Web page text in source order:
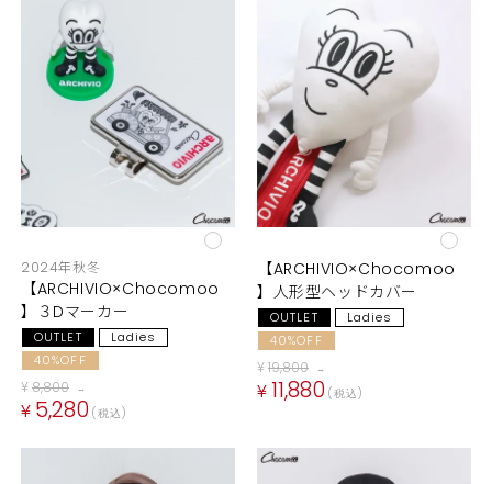
2024年秋冬
【ARCHIVIO×Chocomoo
】３Dマーカー
OUTLET
Ladies
40%OFF
¥8,800 →
¥ 5,280 税込
【ARCHIVIO×Chocomoo
】人形型ヘッドカバー
OUTLET
Ladies
40%OFF
¥19,800 →
¥11,880 税込